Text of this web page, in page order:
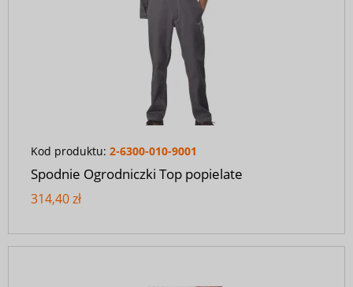
Kod produktu: 2-6300-010-9001
Spodnie Ogrodniczki Top popielate
314,40 zł